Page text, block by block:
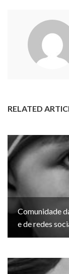
RELATED
Comunidade
e de redes